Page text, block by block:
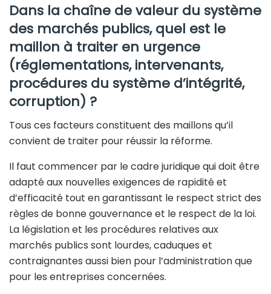
Dans la chaîne de valeur du système
des marchés publics, quel est le
maillon à traiter en urgence
(réglementations, intervenants,
procédures du système d’intégrité,
corruption) ?
Tous ces facteurs constituent des maillons qu’il
convient de traiter pour réussir la réforme.
Il faut commencer par le cadre juridique qui doit être
adapté aux nouvelles exigences de rapidité et
d’efficacité tout en garantissant le respect strict des
règles de bonne gouvernance et le respect de la loi.
La législation et les procédures relatives aux
marchés publics sont lourdes, caduques et
contraignantes aussi bien pour l’administration que
pour les entreprises concernées.